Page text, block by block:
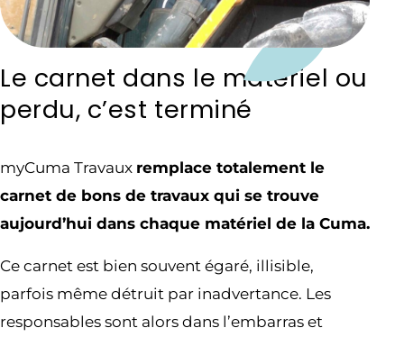
Le carnet dans le matériel ou
perdu, c’est terminé
myCuma Travaux remplace totalement le
carnet de bons de travaux qui se trouve
aujourd’hui dans chaque matériel de la Cuma.
Ce carnet est bien souvent égaré, illisible,
parfois même détruit par inadvertance. Les
responsables sont alors dans l’embarras et